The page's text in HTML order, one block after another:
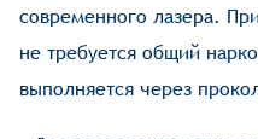
современного лазера.
не требуется общий
выполняется через